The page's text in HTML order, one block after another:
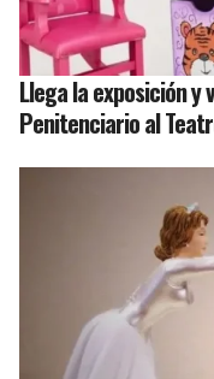
Llega la exposición y
Penitenciario al